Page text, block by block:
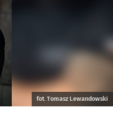
fot. Tomasz Lewandowski